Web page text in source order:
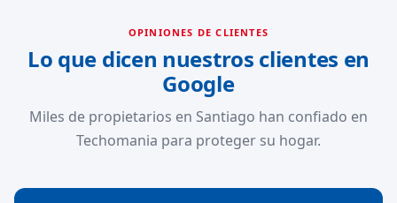
OPINIONES DE CLIENTES
Lo que dicen nuestros clientes en
Google
Miles de propietarios en Santiago han confiado en
Techomania para proteger su hogar.